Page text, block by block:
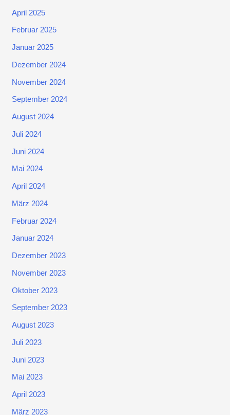
April 2025
Februar 2025
Januar 2025
Dezember 2024
November 2024
September 2024
August 2024
Juli 2024
Juni 2024
Mai 2024
April 2024
März 2024
Februar 2024
Januar 2024
Dezember 2023
November 2023
Oktober 2023
September 2023
August 2023
Juli 2023
Juni 2023
Mai 2023
April 2023
März 2023